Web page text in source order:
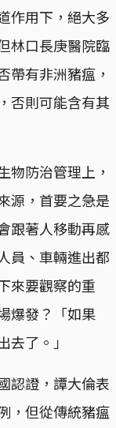
作用下，絕大多
林口長庚醫院臨
帶有非洲豬瘟，
否則可能含有其
物防治管理上，
源，首要之急是
跟著人移動再感
員、車輛進出都
來要觀察的重
爆發？「如果
了。」
認證，譚大倫表
，但從傳統豬瘟